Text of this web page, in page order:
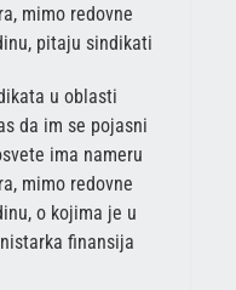
mimo redovne
pitaju sindikati
u oblasti
da im se pojasni
ima nameru
mimo redovne
o kojima je u
finansija